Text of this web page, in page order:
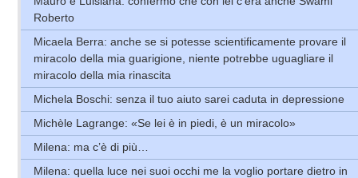
Roberto
Micaela Berra: anche se si potesse scientificamente provare il
miracolo della mia guarigione, niente potrebbe uguagliare il
miracolo della mia rinascita
Michela Boschi: senza il tuo aiuto sarei caduta in depressione
Michèle Lagrange: «Se lei è in piedi, è un miracolo»
Milena: ma c’è di più…
Milena: quella luce nei suoi occhi me la voglio portare dietro in